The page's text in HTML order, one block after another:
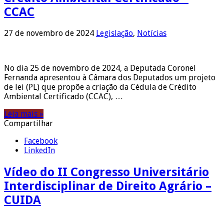
CCAC
27 de novembro de 2024 Legislação, Notícias
No dia 25 de novembro de 2024, a Deputada Coronel
Fernanda apresentou à Câmara dos Deputados um projeto
de lei (PL) que propõe a criação da Cédula de Crédito
Ambiental Certificado (CCAC), …
Leia mais »
Compartilhar
Facebook
LinkedIn
Vídeo do II Congresso Universitário
Interdisciplinar de Direito Agrário –
CUIDA